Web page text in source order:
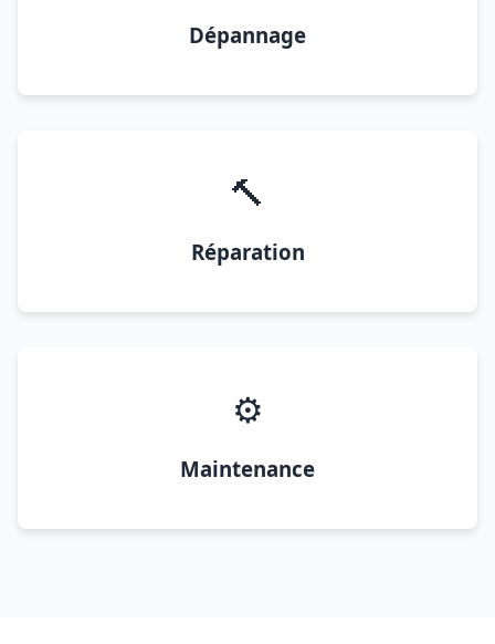
Dépannage
🔨
Réparation
⚙️
Maintenance